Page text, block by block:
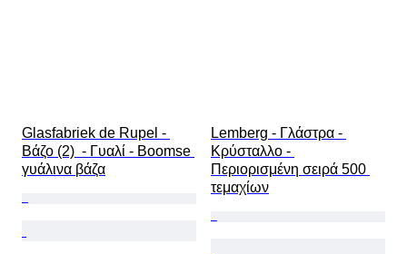
Glasfabriek de Rupel -
Βάζο (2)  - Γυαλί - Boomse
γυάλινα βάζα
Lemberg - Γλάστρα -
Κρύσταλλο -
Περιορισμένη σειρά 500
τεμαχίων